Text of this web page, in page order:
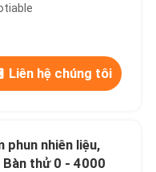
Liên hệ chúng tôi
phun nhiên liệu,
thử 0 - 4000